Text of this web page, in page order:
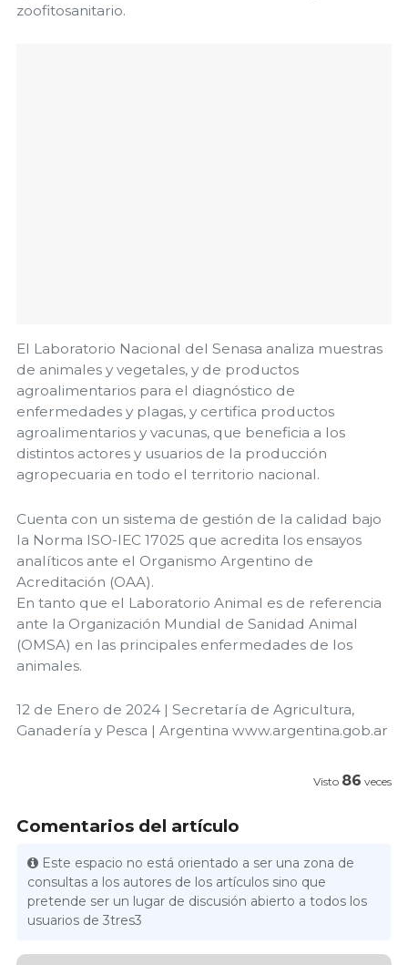
zoofitosanitario.
El Laboratorio Nacional del Senasa analiza muestras
de animales y vegetales, y de productos
agroalimentarios para el diagnóstico de
enfermedades y plagas, y certifica productos
agroalimentarios y vacunas, que beneficia a los
distintos actores y usuarios de la producción
agropecuaria en todo el territorio nacional.
Cuenta con un sistema de gestión de la calidad bajo
la Norma ISO-IEC 17025 que acredita los ensayos
analíticos ante el Organismo Argentino de
Acreditación (OAA).
En tanto que el Laboratorio Animal es de referencia
ante la Organización Mundial de Sanidad Animal
(OMSA) en las principales enfermedades de los
animales.
12 de Enero de 2024 | Secretaría de Agricultura,
Ganadería y Pesca | Argentina www.argentina.gob.ar
Visto 86 veces
Comentarios del artículo
Este espacio no está orientado a ser una zona de
consultas a los autores de los artículos sino que
pretende ser un lugar de discusión abierto a todos los
usuarios de 3tres3